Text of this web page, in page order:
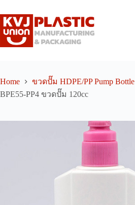
to
content
Home
ขวดปั๊ม HDPE/PP Pump Bottle
BPE55-PP4 ขวดปั๊ม 120cc